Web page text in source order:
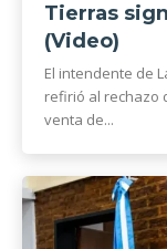
Tierras
(Video)
El intendente de
refirió al rechazo
venta de...